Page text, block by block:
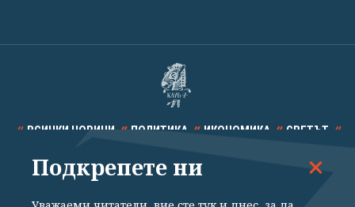
ВСИЧКИ НОВИНИ ПОЛИТИКА ИКОНОМИКА СВЕТЪТ
СПОРТ КУЛТУРА ТЕХНОЛОГИИ КАЛЕЙДОСКОП
Подкрепете ни